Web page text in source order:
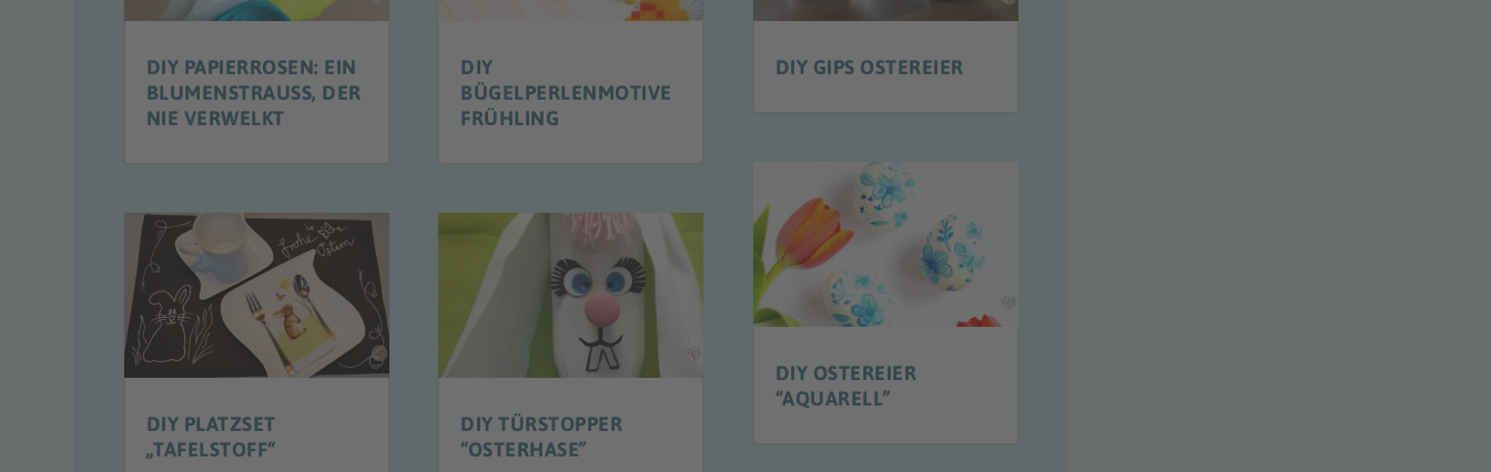
DIY PAPIERROSEN: EIN
BLUMENSTRAUSS, DER N
IE VERWELKT
DIY PLATZSET
„TAFELSTOFF“
DIY
BÜGELPERLENMOTIVE
FRÜHLING
DIY TÜRSTOPPER
“OSTERHASE”
DIY GIPS OSTEREIER
DIY OSTEREIER
“AQUARELL”